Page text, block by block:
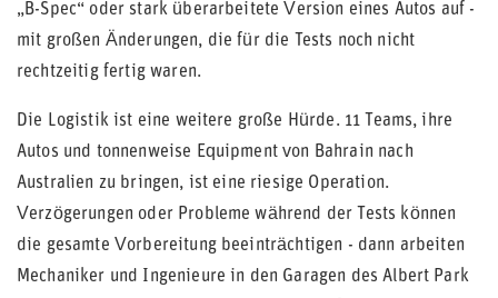
„B-Spec“ oder stark überarbeitete Version eines Autos auf -
mit großen Änderungen, die für die Tests noch nicht
rechtzeitig fertig waren.
Die Logistik ist eine weitere große Hürde. 11 Teams, ihre
Autos und tonnenweise Equipment von Bahrain nach
Australien zu bringen, ist eine riesige Operation.
Verzögerungen oder Probleme während der Tests können
die gesamte Vorbereitung beeinträchtigen - dann arbeiten
Mechaniker und Ingenieure in den Garagen des Albert Park